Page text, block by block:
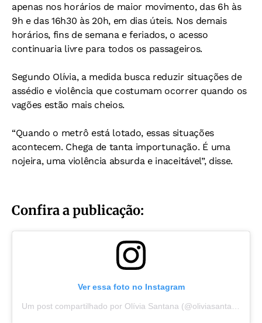
apenas nos horários de maior movimento, das 6h às
9h e das 16h30 às 20h, em dias úteis. Nos demais
horários, fins de semana e feriados, o acesso
continuaria livre para todos os passageiros.
Segundo Olívia, a medida busca reduzir situações de
assédio e violência que costumam ocorrer quando os
vagões estão mais cheios.
“Quando o metrô está lotado, essas situações
acontecem. Chega de tanta importunação. É uma
nojeira, uma violência absurda e inaceitável”, disse.
Confira a publicação:
Ver essa foto no Instagram